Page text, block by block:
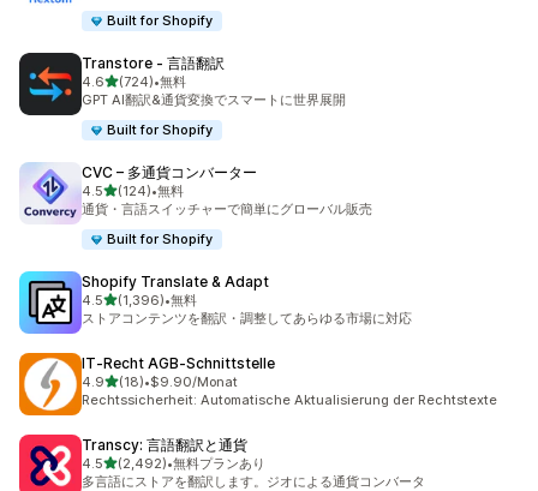
Built for Shopify
Transtore ‑ 言語翻訳
4.65つ星中
(724)
合計レビュー数：724件
•無料
GPT AI翻訳&通貨変換でスマートに世界展開
Built for Shopify
CVC – 多通貨コンバーター
4.55つ星中
(124)
合計レビュー数：124件
•無料
通貨・言語スイッチャーで簡単にグローバル販売
Built for Shopify
Shopify Translate & Adapt
4.55つ星中
(1,396)
合計レビュー数：1396件
•無料
ストアコンテンツを翻訳・調整してあらゆる市場に対応
IT‑Recht AGB‑Schnittstelle
4.95つ星中
(18)
合計レビュー数：18件
•$9.90/Monat
Rechtssicherheit: Automatische Aktualisierung der Rechtstexte
Transcy: 言語翻訳と通貨
4.55つ星中
(2,492)
合計レビュー数：2492件
•無料プランあり
多言語にストアを翻訳します。ジオによる通貨コンバータ